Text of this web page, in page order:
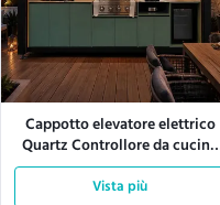
Cappotto elevatore elettrico
Quartz Controllore da cucina
esterno Armadio in alluminio
Vista più